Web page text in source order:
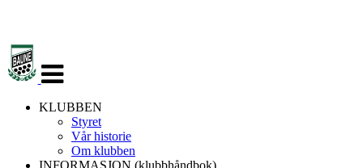
navigasjon
KLUBBEN
Styret
Vår historie
Om klubben
INFORMASJON (klubbhåndbok)